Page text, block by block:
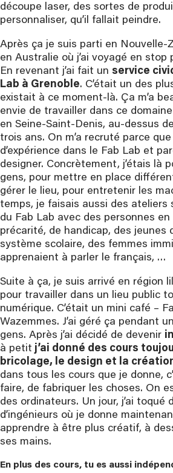
découpe laser, des sortes de
personnaliser, qu’il fallait peindre.
Après ça je suis parti en Nouvelle-
en Australie où j’ai voyagé en stop
En revenant j’ai fait un service
Lab à Grenoble. C’était un des
existait à ce moment-là. Ça m’a
envie de travailler dans ce
en Seine-Saint-Denis, au-dessus
trois ans. On m’a recruté parce
d’expérience dans le Fab Lab et
designer. Concrètement, j’étais là
gens, pour mettre en place
gérer le lieu, pour entretenir les
temps, je faisais aussi des ateliers
du Fab Lab avec des personnes
précarité, de handicap, des jeunes
système scolaire, des femmes
apprenaient à parler le français, …
Suite à ça, je suis arrivé en région
pour travailler dans un lieu public
numérique. C’était un mini café –
Wazemmes. J’ai géré ça pendant
gens. Après j’ai décidé de devenir
à petit j’ai donné des cours
bricolage, le design et la
dans tous les cours que je donne,
faire, de fabriquer les choses. On
des ordinateurs. Un jour, j’ai toqué
d’ingénieurs où je donne
apprendre à être plus créatif, à
ses mains.
En plus des cours, tu es aussi